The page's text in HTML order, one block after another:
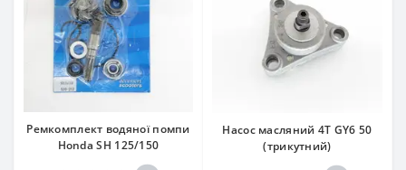
Ремкомплект водяної помпи
Honda SH 125/150
Насос масляний 4T GY6 50
(трикутний)